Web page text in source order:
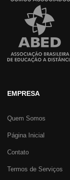
EMPRESA
Quem Somos
Página Inicial
Contato
Termos de Serviços